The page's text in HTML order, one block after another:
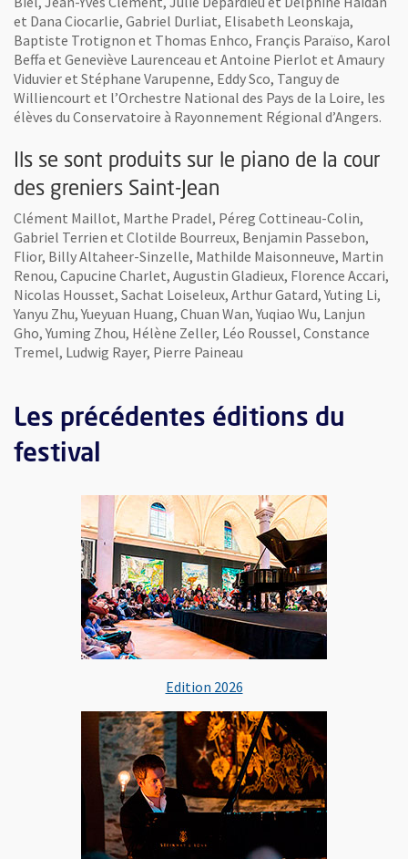
et Dana Ciocarlie, Gabriel Durliat, Elisabeth Leonskaja,
Baptiste Trotignon et Thomas Enhco, Françis Paraïso, Karol
Beffa et Geneviève Laurenceau et Antoine Pierlot et Amaury
Viduvier et Stéphane Varupenne, Eddy Sco, Tanguy de
Williencourt et l’Orchestre National des Pays de la Loire, les
élèves du Conservatoire à Rayonnement Régional d’Angers.
Ils se sont produits sur le piano de la cour
des greniers Saint-Jean
Clément Maillot, Marthe Pradel, Péreg Cottineau-Colin,
Gabriel Terrien et Clotilde Bourreux, Benjamin Passebon,
Flior, Billy Altaheer-Sinzelle, Mathilde Maisonneuve, Martin
Renou, Capucine Charlet, Augustin Gladieux, Florence Accari,
Nicolas Housset, Sachat Loiseleux, Arthur Gatard, Yuting Li,
Yanyu Zhu, Yueyuan Huang, Chuan Wan, Yuqiao Wu, Lanjun
Gho, Yuming Zhou, Hélène Zeller, Léo Roussel, Constance
Tremel, Ludwig Rayer, Pierre Paineau
Les précédentes éditions du
festival
Edition 2026